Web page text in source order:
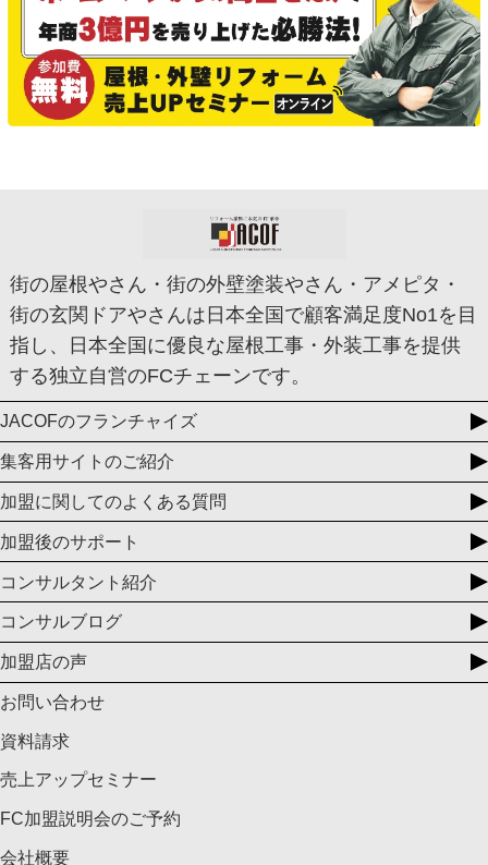
街の屋根やさん・街の外壁塗装やさん・アメピタ・
街の玄関ドアやさんは日本全国で顧客満足度No1を目
指し、日本全国に優良な屋根工事・外装工事を提供
する独立自営のFCチェーンです。
JACOFのフランチャイズ
集客用サイトのご紹介
加盟に関してのよくある質問
加盟後のサポート
コンサルタント紹介
コンサルブログ
加盟店の声
お問い合わせ
資料請求
売上アップセミナー
FC加盟説明会のご予約
会社概要